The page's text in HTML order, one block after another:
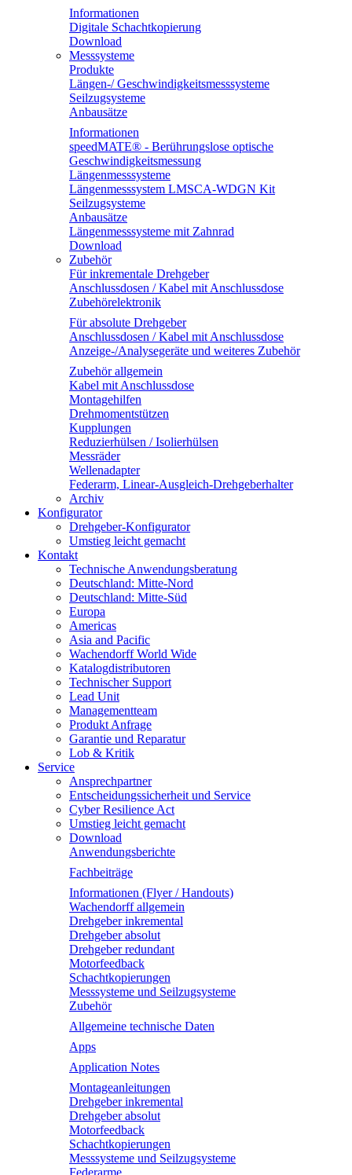
Informationen
Digitale Schachtkopierung
Download
Messsysteme
Produkte
Längen-/ Geschwindigkeitsmesssysteme
Seilzugsysteme
Anbausätze
Informationen
speedMATE® - Berührungslose optische
Geschwindigkeitsmessung
Längenmesssysteme
Längenmesssystem LMSCA-WDGN Kit
Seilzugsysteme
Anbausätze
Längenmesssysteme mit Zahnrad
Download
Zubehör
Für inkrementale Drehgeber
Anschlussdosen / Kabel mit Anschlussdose
Zubehörelektronik
Für absolute Drehgeber
Anschlussdosen / Kabel mit Anschlussdose
Anzeige-/Analysegeräte und weiteres Zubehör
Zubehör allgemein
Kabel mit Anschlussdose
Montagehilfen
Drehmomentstützen
Kupplungen
Reduzierhülsen / Isolierhülsen
Messräder
Wellenadapter
Federarm, Linear-Ausgleich-Drehgeberhalter
Archiv
Konfigurator
Drehgeber-Konfigurator
Umstieg leicht gemacht
Kontakt
Technische Anwendungsberatung
Deutschland: Mitte-Nord
Deutschland: Mitte-Süd
Europa
Americas
Asia and Pacific
Wachendorff World Wide
Katalogdistributoren
Technischer Support
Lead Unit
Managementteam
Produkt Anfrage
Garantie und Reparatur
Lob & Kritik
Service
Ansprechpartner
Entscheidungssicherheit und Service
Cyber Resilience Act
Umstieg leicht gemacht
Download
Anwendungsberichte
Fachbeiträge
Informationen (Flyer / Handouts)
Wachendorff allgemein
Drehgeber inkremental
Drehgeber absolut
Drehgeber redundant
Motorfeedback
Schachtkopierungen
Messsysteme und Seilzugsysteme
Zubehör
Allgemeine technische Daten
Apps
Application Notes
Montageanleitungen
Drehgeber inkremental
Drehgeber absolut
Motorfeedback
Schachtkopierungen
Messsysteme und Seilzugsysteme
Federarme